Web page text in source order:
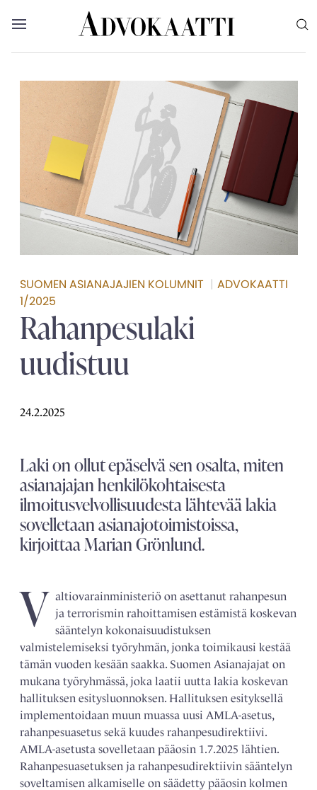
Avaa valikko
Valikon voit myös sulkea painamalla
Advokaatti etusivulle
SUOMEN ASIANAJAJIEN KOLUMNIT | ADVOKAATTI
1/2025
Rahanpesulaki
uudistuu
24.2.2025
Laki on ollut epäselvä sen osalta, miten
asianajajan henkilökohtaisesta
ilmoitusvelvollisuudesta lähtevää lakia
sovelletaan asianajotoimistoissa,
kirjoittaa Marian Grönlund.
V altiovarainministeriö on asettanut rahanpesun
ja terrorismin rahoittamisen estämistä koskevan
sääntelyn kokonaisuudistuksen
valmistelemiseksi työryhmän, jonka toimikausi kestää
tämän vuoden kesään saakka. Suomen Asianajajat on
mukana työryhmässä, joka laatii uutta lakia koskevan
hallituksen esitysluonnoksen. Hallituksen esityksellä
implementoidaan muun muassa uusi AMLA-asetus,
rahanpesuasetus sekä kuudes rahanpesudirektiivi.
AMLA-asetusta sovelletaan pääosin 1.7.2025 lähtien.
Rahanpesuasetuksen ja rahanpesudirektiivin sääntelyn
soveltamisen alkamiselle on säädetty pääosin kolmen